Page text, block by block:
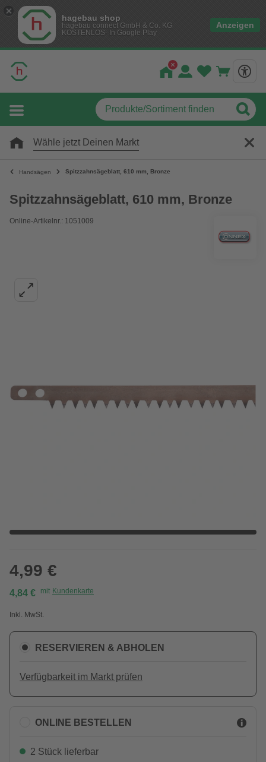
hagebau shop
hagebau connect GmbH & Co. KG
KOSTENLOS- In Google Play
Anzeigen
Wähle jetzt Deinen Markt
Handsägen Spitzzahnsägeblatt, 610 mm, Bronze
Spitzzahnsägeblatt, 610 mm, Bronze
Online-Artikelnr.: 1051009
4,99 €
4,84 € mit Kundenkarte
Inkl. MwSt.
RESERVIEREN & ABHOLEN
Verfügbarkeit im Markt prüfen
ONLINE BESTELLEN
2 Stück lieferbar